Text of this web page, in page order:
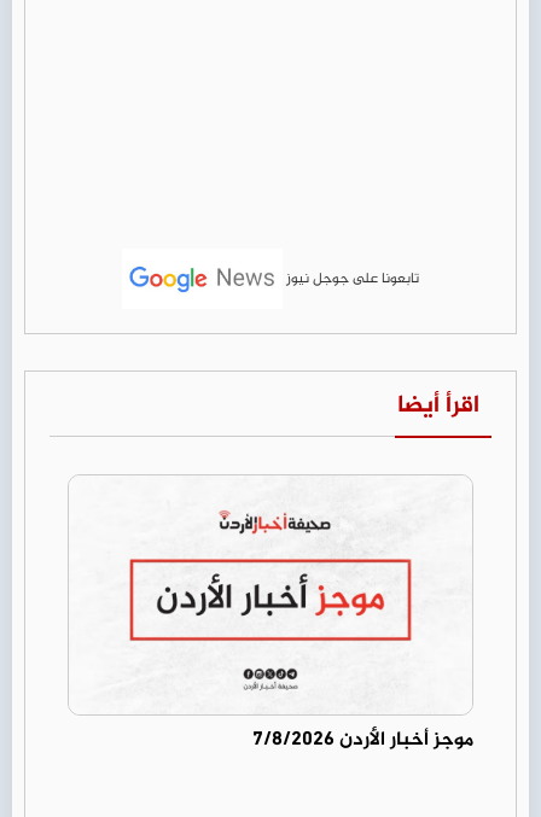
تابعونا على جوجل نيوز
اقرأ أيضا
موجز أخبار الأردن 7/8/2026